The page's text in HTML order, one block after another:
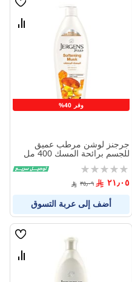
وفر 40%
قائمة
قارن
جرجنز لوشن مرطب عميق
للجسم برائحة المسك 400 مل
Rating:
0%
٢١٫٠٥ ٣٥٫٠٩
أضف إلى عربة التسوق
قائمة
قارن